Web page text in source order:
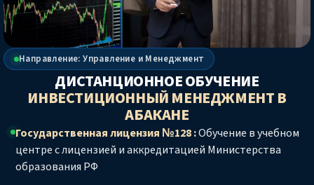
Направление: Управление и Менеджмент
ДИСТАНЦИОННОЕ ОБУЧЕНИЕ
ИНВЕСТИЦИОННЫЙ МЕНЕДЖМЕНТВ
АБАКАНЕ
Государственная лицензия №128 :Обучение в учебном
центре с лицензией и аккредитацией Министерства
образования РФ